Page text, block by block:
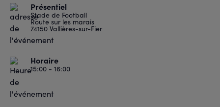
Présentiel
Stade de Football
Route sur les marais
74150 Vallières-sur-Fier
Horaire
15:00 - 16:00